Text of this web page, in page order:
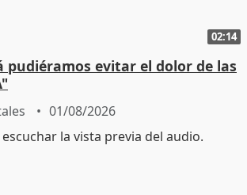
02:14
pudiéramos evitar el dolor de las
01/08/2026